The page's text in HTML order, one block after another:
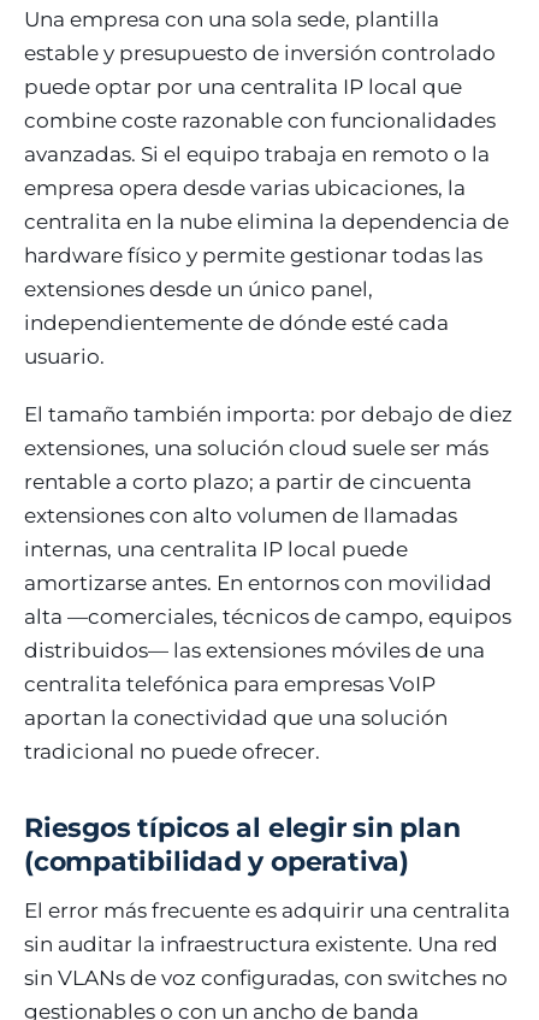
Una empresa con una sola sede, plantilla
estable y presupuesto de inversión controlado
puede optar por una centralita IP local que
combine coste razonable con funcionalidades
avanzadas. Si el equipo trabaja en remoto o la
empresa opera desde varias ubicaciones, la
centralita en la nube elimina la dependencia de
hardware físico y permite gestionar todas las
extensiones desde un único panel,
independientemente de dónde esté cada
usuario.
El tamaño también importa: por debajo de diez
extensiones, una solución cloud suele ser más
rentable a corto plazo; a partir de cincuenta
extensiones con alto volumen de llamadas
internas, una centralita IP local puede
amortizarse antes. En entornos con movilidad
alta —comerciales, técnicos de campo, equipos
distribuidos— las extensiones móviles de una
centralita telefónica para empresas VoIP
aportan la conectividad que una solución
tradicional no puede ofrecer.
Riesgos típicos al elegir sin plan
(compatibilidad y operativa)
El error más frecuente es adquirir una centralita
sin auditar la infraestructura existente. Una red
sin VLANs de voz configuradas, con switches no
gestionables o con un ancho de banda